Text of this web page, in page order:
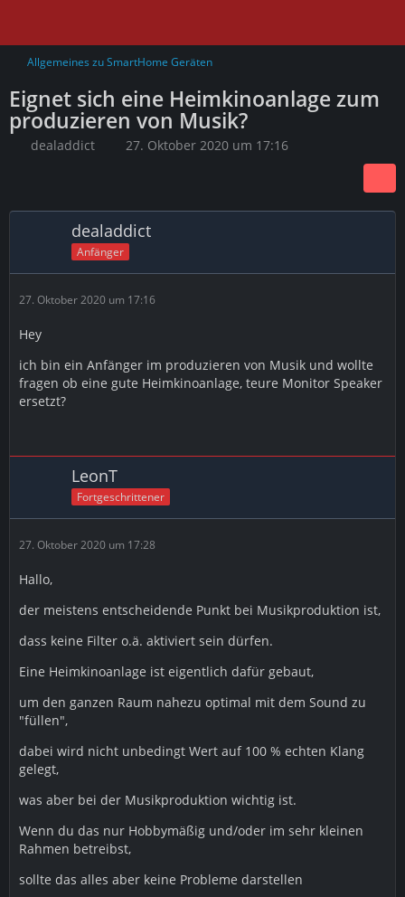
Allgemeines zu SmartHome Geräten
Eignet sich eine Heimkinoanlage zum
produzieren von Musik?
dealaddict 27. Oktober 2020 um 17:16
dealaddict
Anfänger
27. Oktober 2020 um 17:16
Hey
ich bin ein Anfänger im produzieren von Musik und wollte
fragen ob eine gute Heimkinoanlage, teure Monitor Speaker
ersetzt?
LeonT
Fortgeschrittener
27. Oktober 2020 um 17:28
Hallo,
der meistens entscheidende Punkt bei Musikproduktion ist,
dass keine Filter o.ä. aktiviert sein dürfen.
Eine Heimkinoanlage ist eigentlich dafür gebaut,
um den ganzen Raum nahezu optimal mit dem Sound zu
"füllen",
dabei wird nicht unbedingt Wert auf 100 % echten Klang
gelegt,
was aber bei der Musikproduktion wichtig ist.
Wenn du das nur Hobbymäßig und/oder im sehr kleinen
Rahmen betreibst,
sollte das alles aber keine Probleme darstellen